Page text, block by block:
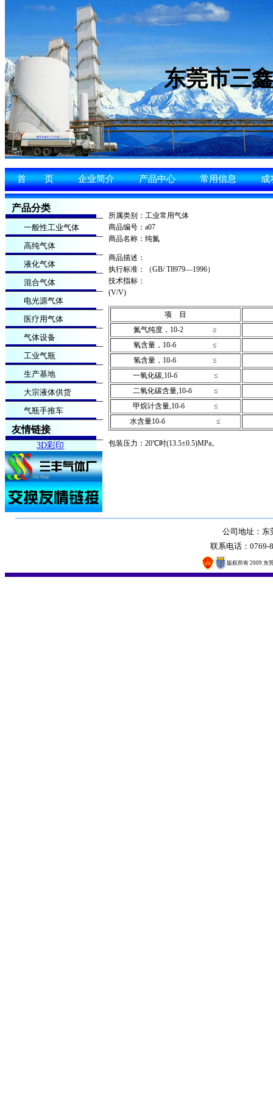
东莞市三
首 页 企业简介 产品中心 常用信息 成
所属类别：工业常用气体
商品编号：a07
商品名称：纯氮
商品描述：
执行标准：（GB/ T8979—1996）
技术指标：
(V/V)
项 目
氮气纯度，10-2 ≥
氧含量，10-б ≤
氢含量，10-б ≤
一氧化碳,10-б ≤
二氧化碳含量,10-б ≤
甲烷计含量,10-б ≤
水含量10-б ≤
包装压力：20℃时(13.5±0.5)MPa。
产品分类
一般性工业气体
高纯气体
液化气体
混合气体
电光源气体
医疗用气体
气体设备
工业气瓶
生产基地
大宗液体供货
气瓶手推车
友情链接
3D彩印
公司地址：
联系电话：0769-
版权所有 2009 东